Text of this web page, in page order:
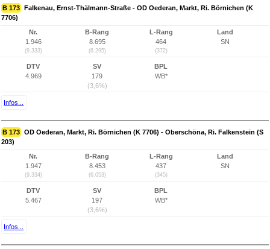
B 173 Falkenau, Ernst-Thälmann-Straße - OD Oederan, Markt, Ri. Börnichen (K
7706)
Nr.
1.946
(9.333)
B-Rang
8.695
(6.295)
L-Rang
464
(372)
Land
SN
DTV
4.969
SV
179
(3,6%)
BPL
WB*
Infos...
B 173 OD Oederan, Markt, Ri. Börnichen (K 7706) - Oberschöna, Ri. Falkenstein (S
203)
Nr.
1.947
(9.334)
B-Rang
8.453
(6.053)
L-Rang
437
(345)
Land
SN
DTV
5.467
SV
197
(3,6%)
BPL
WB*
Infos...